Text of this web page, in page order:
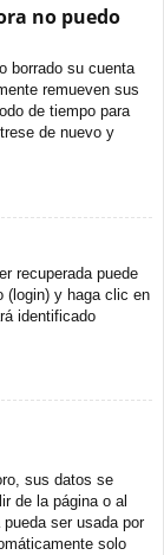
no puedo
borrado su cuenta
remueven sus
de tiempo para
de nuevo y
recuperada puede
(login) y haga clic en
identificado
sus datos se
de la página o al
ser usada por
solo